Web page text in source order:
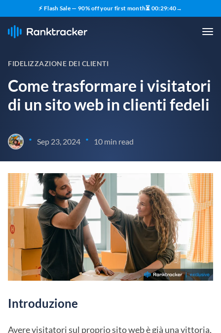
⚡ Flash Sale — 90% off your first month⏳ 00:29:39→
FIDELIZZAZIONE DEI CLIENTI
Come trasformare i visitatori
di un sito web in clienti fedeli
• Sep 23, 2024 • 10 min read
Introduzione
Avere visitatori sul proprio sito web è già una vittoria,